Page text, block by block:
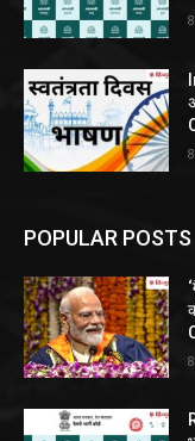
POPULAR POSTS